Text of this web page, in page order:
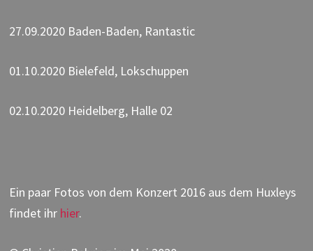
27.09.2020 Baden-Baden, Rantastic
01.10.2020 Bielefeld, Lokschuppen
02.10.2020 Heidelberg, Halle 02
Ein paar Fotos von dem Konzert 2016 aus dem Huxleys
findet ihrhier.